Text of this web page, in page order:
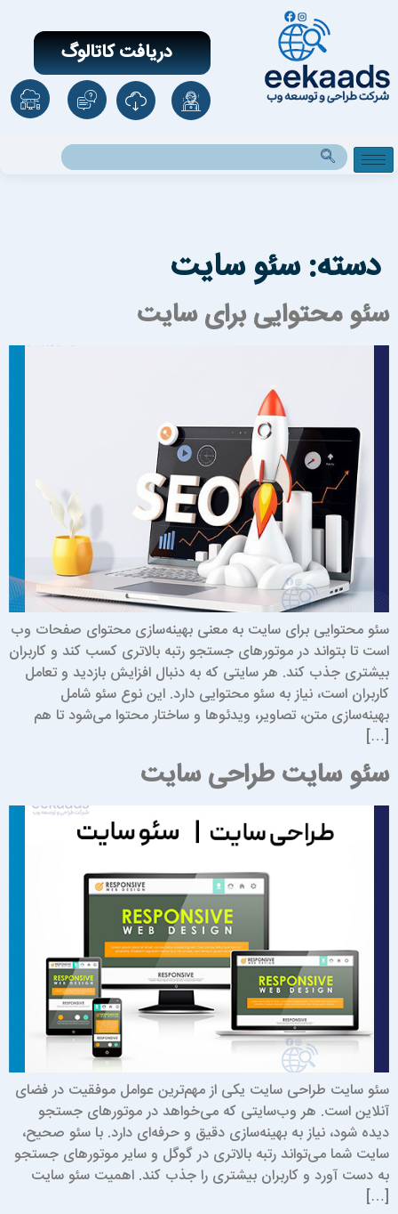
دریافت کاتالوگ
دسته:سئو سایت
سئو محتوایی برای سایت
سئو محتوایی برای سایت به معنی بهینه‌سازی محتوای صفحات وب
است تا بتواند در موتورهای جستجو رتبه بالاتری کسب کند و کاربران
بیشتری جذب کند. هر سایتی که به دنبال افزایش بازدید و تعامل
کاربران است، نیاز به سئو محتوایی دارد. این نوع سئو شامل
بهینه‌سازی متن، تصاویر، ویدئوها و ساختار محتوا می‌شود تا هم
[…]
سئو سایت طراحی سایت
سئو سایت طراحی سایت یکی از مهم‌ترین عوامل موفقیت در فضای
آنلاین است. هر وب‌سایتی که می‌خواهد در موتورهای جستجو
دیده شود، نیاز به بهینه‌سازی دقیق و حرفه‌ای دارد. با سئو صحیح،
سایت شما می‌تواند رتبه بالاتری در گوگل و سایر موتورهای جستجو
به دست آورد و کاربران بیشتری را جذب کند. اهمیت سئو سایت
[…]